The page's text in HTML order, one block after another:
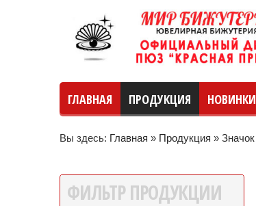
ГЛАВНАЯ ПРОДУКЦИЯ НОВИНКИ
Вы здесь: Главная » Продукция » Значок
ФИЛЬТР ПРОДУКЦИИ